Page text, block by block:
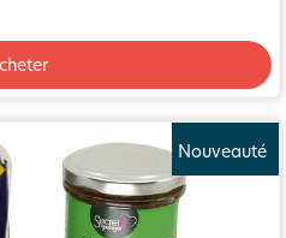
Nouveauté